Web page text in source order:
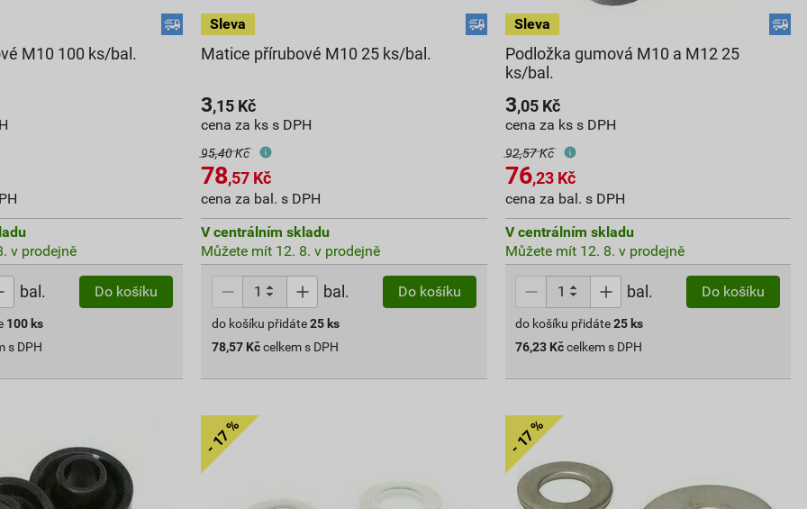
M10 100 ks/bal.
v prodejně
bal. Do košíku
100 ks
s DPH
Matice přírubové M10 25 ks/bal.
3,15 Kč
cena za ks s DPH
95,40 Kč
78,57 Kč
cena za bal. s DPH
V centrálním skladu
Můžete mít 12. 8. v prodejně
bal. Do košíku
do košíku přidáte25 ks
78,57 Kčcelkem s DPH
Podložka gumová M10 a M12 25
ks/bal.
3,05Kč
cena za ks s DPH
92,57 Kč
76,23Kč
cena za bal. s DPH
V centrálním skladu
Můžete mít 12. 8. v prodejně
bal. Do košíku
do košíku přidáte 25 ks
76,23 Kč celkem s DPH